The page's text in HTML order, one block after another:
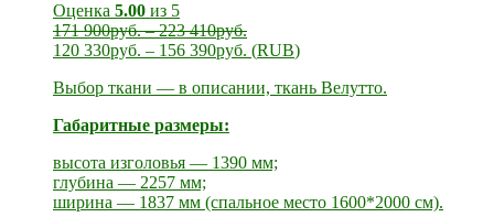
Оценка 5.00 из 5
171 900руб.–223 410руб.
120 330руб. – 156 390руб. (RUB)
Выбор ткани — в описании, ткань Велутто.
Габаритные размеры:
высота изголовья — 1390 мм;
глубина — 2257 мм;
ширина — 1837 мм (спальное место 1600*2000 см).